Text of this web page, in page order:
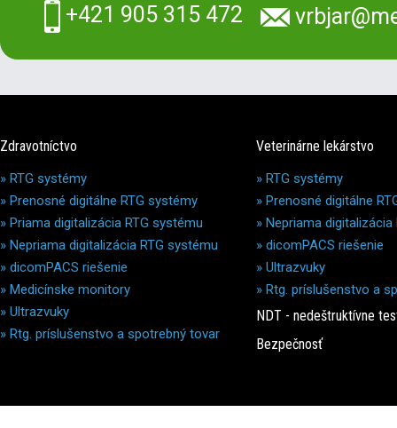
+421 905 315 472
Zdravotníctvo
» RTG systémy
» Prenosné digitálne RTG systémy
» Priama digitalizácia RTG systému
» Nepriama digitalizácia RTG systému
» dicomPACS riešenie
» Medicínske monitory
» Ultrazvuky
» Rtg. príslušenstvo a spotrebný tovar
Veterinárne lekárstvo
» RTG systémy
» Prenosné digitálne
» Nepriama digitalizácia
» dicomPACS riešenie
» Ultrazvuky
» Rtg. príslušenstvo a
NDT - nedeštruktívne
Bezpečnosť